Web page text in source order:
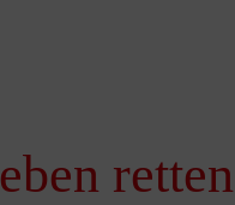
retten